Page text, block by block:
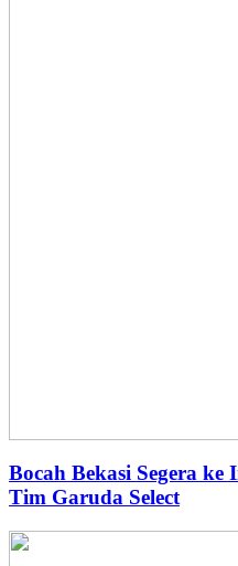
Bocah Bekasi Segera
Tim Garuda Select